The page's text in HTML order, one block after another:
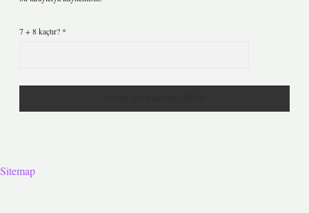
7 + 8 kaçtır? *
Sitemap